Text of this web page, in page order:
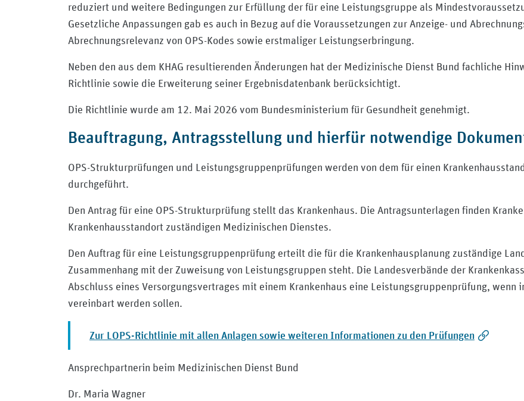
reduziert und weitere Bedingungen zur Erfüllung der für eine Leistungsgruppe als
Gesetzliche Anpassungen gab es auch in Bezug auf die Voraussetzungen zur Anzeige- und
Abrechnungsrelevanz von OPS-Kodes sowie erstmaliger Leistungserbringung.
Neben den aus dem KHAG resultierenden Änderungen hat der Medizinische Dienst Bund fachliche
Richtlinie sowie die Erweiterung seiner Ergebnisdatenbank berücksichtigt.
Die Richtlinie wurde am 12. Mai 2026 vom Bundesministerium für Gesundheit genehmigt.
Beauftragung, Antragsstellung und hierfür notwendige
OPS-Strukturprüfungen und Leistungsgruppenprüfungen werden von dem für einen
durchgeführt.
Den Antrag für eine OPS-Strukturprüfung stellt das Krankenhaus. Die Antragsunterlagen finden
Krankenhausstandort zuständigen Medizinischen Dienstes.
Den Auftrag für eine Leistungsgruppenprüfung erteilt die für die Krankenhausplanung zuständige
Zusammenhang mit der Zuweisung von Leistungsgruppen steht. Die Landesverbände der
Abschluss eines Versorgungsvertrages mit einem Krankenhaus eine Leistungsgruppenprüfung, wenn
vereinbart werden sollen.
Zur LOPS-Richtlinie mit allen Anlagen sowie weiteren Informationen zu den Prüfungen
Ansprechpartnerin beim Medizinischen Dienst Bund
Dr. Maria Wagner